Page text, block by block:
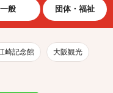
一般 団体・福祉
崎記念館 大阪観光